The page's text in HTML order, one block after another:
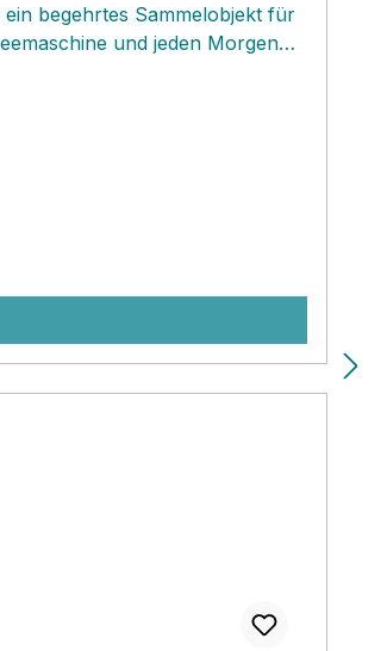
begehrtes Sammelobjekt für
und jeden Morgen